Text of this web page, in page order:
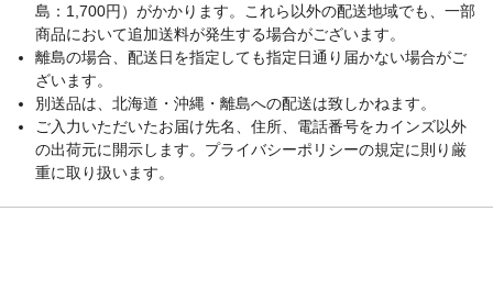
島：1,700円）がかかります。これら以外の配送地域でも、一部
商品において追加送料が発生する場合がございます。
離島の場合、配送日を指定しても指定日通り届かない場合がご
ざいます。
別送品は、北海道・沖縄・離島への配送は致しかねます。
ご入力いただいたお届け先名、住所、電話番号をカインズ以外
の出荷元に開示します。プライバシーポリシーの規定に則り厳
重に取り扱います。